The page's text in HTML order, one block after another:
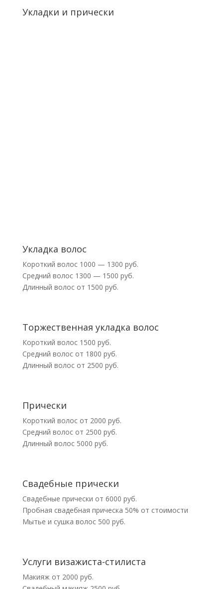
Укладки и прически
Укладка волос
Короткий волос 1000 — 1300 руб.
Средний волос 1300 — 1500 руб.
Длинный волос от 1500 руб.
Торжественная укладка волос
Короткий волос 1500 руб.
Средний волос от 1800 руб.
Длинный волос от 2500 руб.
Прически
Короткий волос от 2000 руб.
Средний волос от 2500 руб.
Длинный волос 5000 руб.
Свадебные прически
Свадебные прически от 6000 руб.
Пробная свадебная прическа 50% от стоимости
Мытье и сушка волос 500 руб.
Услуги визажиста-стилиста
Макияж от 2000 руб.